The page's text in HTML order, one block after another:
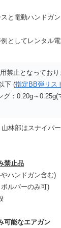
と電動ハンドガ
としてレンタル
禁止となっており
下 (指定BB弾リス
グ：0.20g～0.25g(
林部はスナイパ
禁止品
ハンドガン含む)
ルバーのみ可)
可能なエアガン